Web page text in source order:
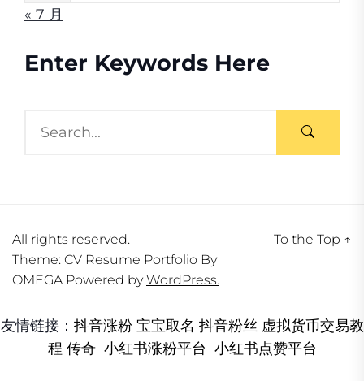
« 7 月
Enter Keywords Here
All rights reserved.
Theme: CV Resume Portfolio By
OMEGA Powered byWordPress.
To the Top ↑
友情链接： 抖音涨粉 宝宝取名 抖音粉丝 虚拟货币交易教
程 传奇 小红书涨粉平台 小红书点赞平台